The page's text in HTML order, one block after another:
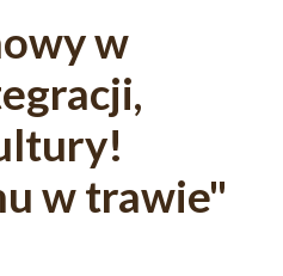
w
w trawie"